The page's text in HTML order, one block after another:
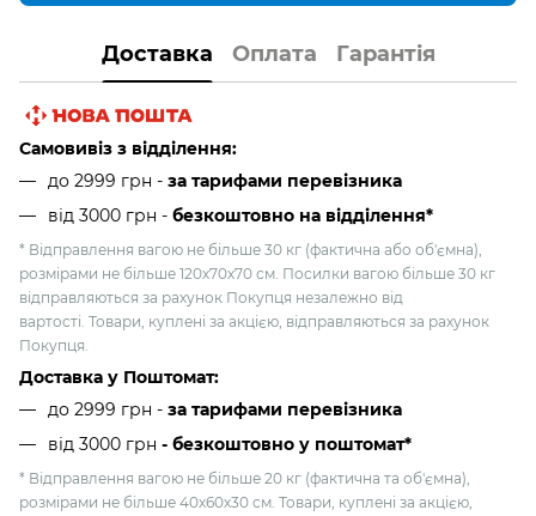
Доставка Оплата Гарантія
Самовивіз з відділення:
до 2999 грн - за тарифами перевізника
від 3000 грн - безкоштовно на відділення*
* Відправлення вагою не більше 30 кг (фактична або об'ємна),
розмірами не більше 120х70х70 см. Посилки вагою більше 30 кг
відправляються за рахунок Покупця незалежно від
вартості. Товари, куплені за акцією, відправляються за рахунок
Покупця.
Доставка у Поштомат:
до 2999 грн - за тарифами перевізника
від 3000 грн - безкоштовно у поштомат*
* Відправлення вагою не більше 20 кг (фактична та об'ємна),
розмірами не більше 40х60х30 см. Товари, куплені за акцією,